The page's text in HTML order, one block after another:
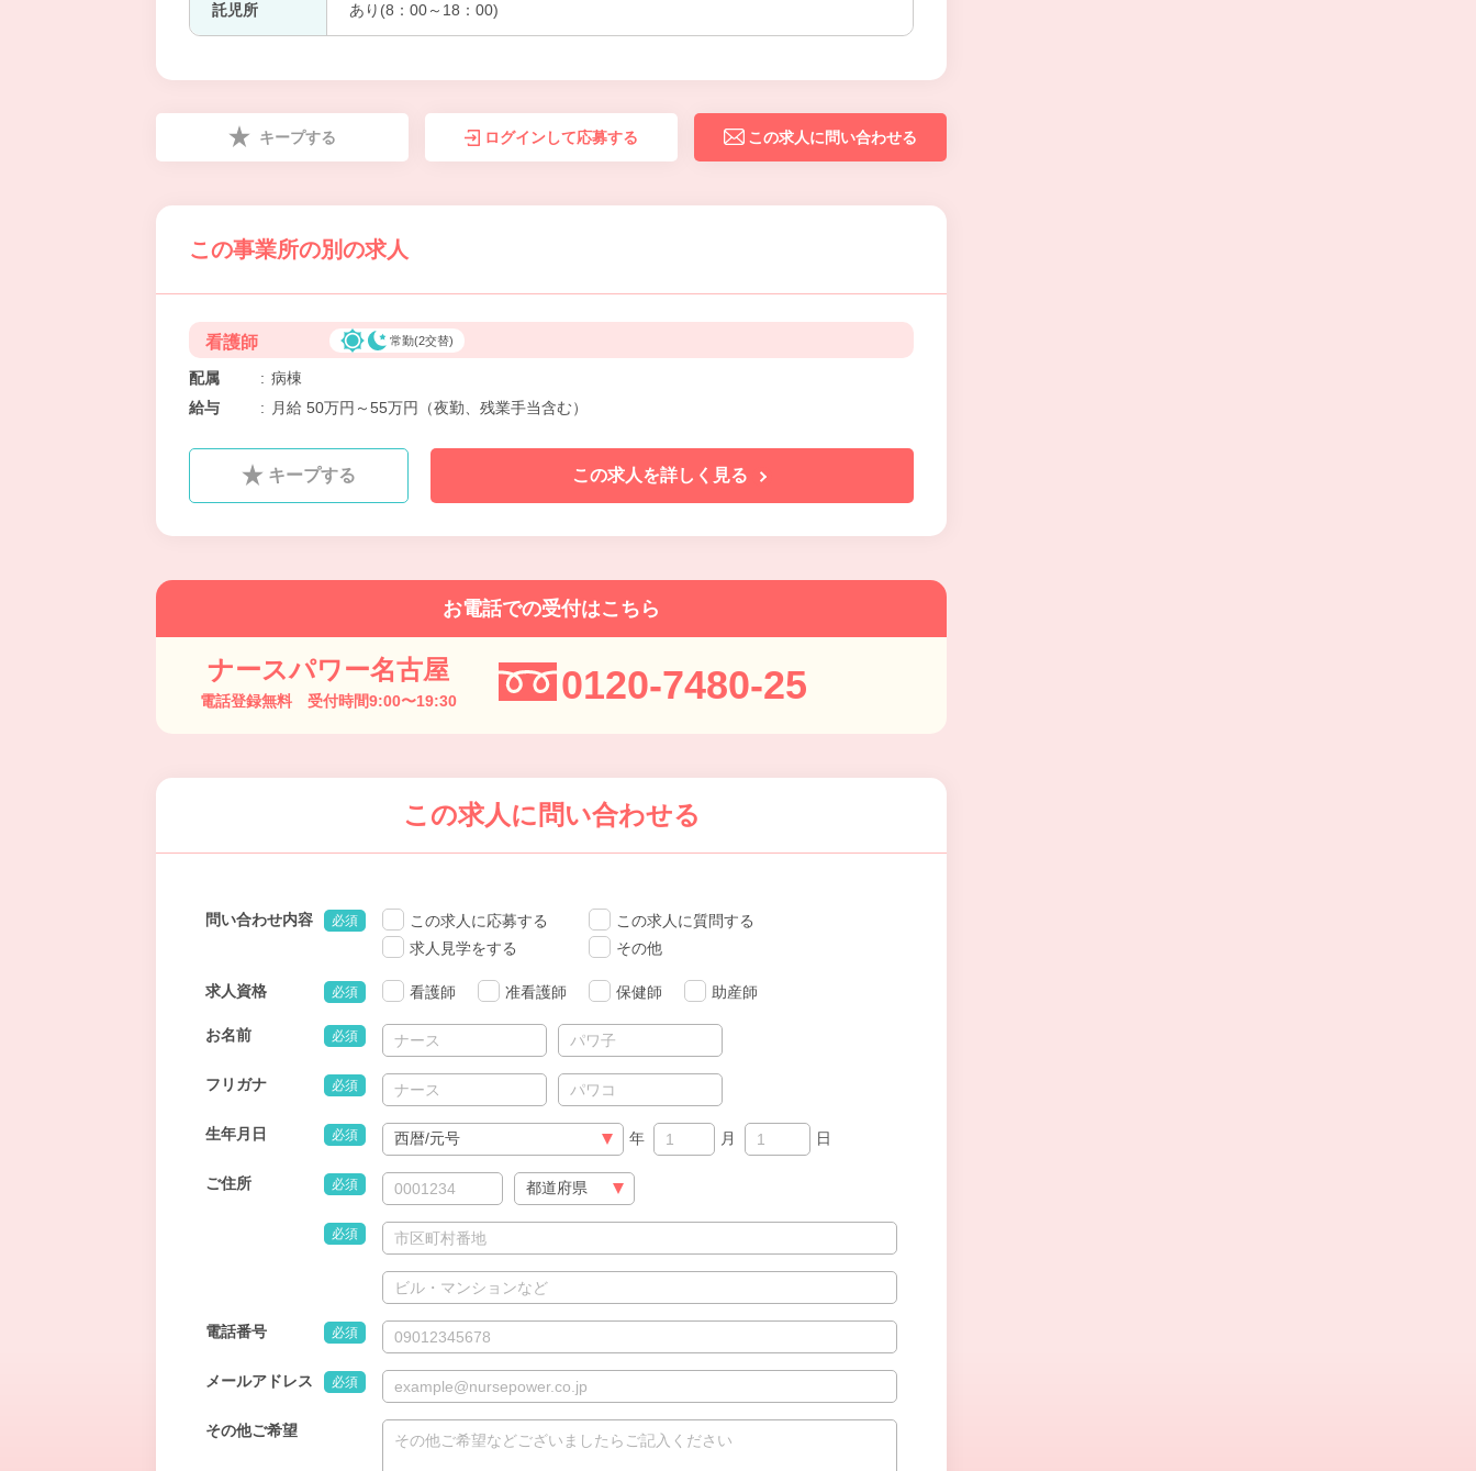
託児所 あり(8：00～18：00)
キープする ログインして応募する この求人に問い合わせる
この事業所の別の求人
看護師 常勤(2交替)
配属 : 病棟
給与
: 月給 50万円～55万円（夜勤、残業手当含む）
キープする この求人を詳しく見る
お電話での受付はこちら
ナースパワー名古屋
電話登録無料 受付時間9:00〜19:30 0120-7480-25
この求人に問い合わせる
問い合わせ内容 必須 この求人に応募する
この求人に質問する
求人見学をする
その他
求人資格 必須 看護師 准看護師 保健師 助産師
お名前 必須
フリガナ 必須
生年月日 必須 年 月 日
ご住所 必須
必須
電話番号 必須
メールアドレス 必須
その他ご希望